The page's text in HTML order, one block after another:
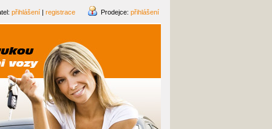
Prodejce: přihlášení
přihlášení | registrace